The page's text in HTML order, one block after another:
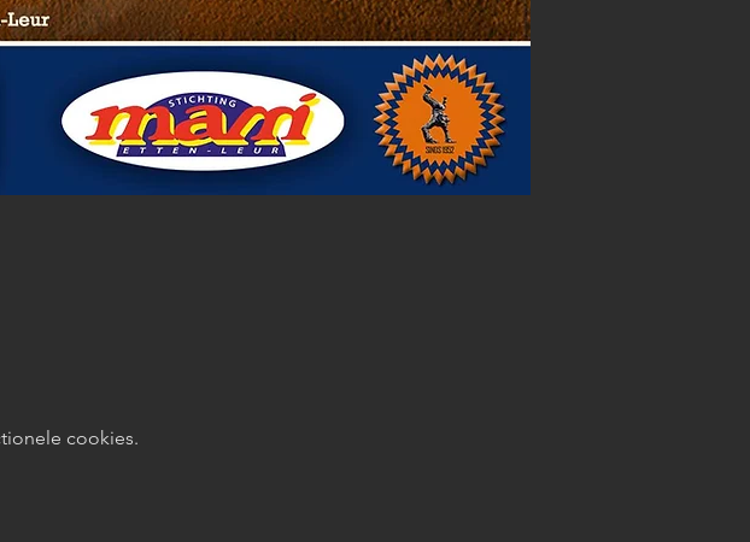
cookies.